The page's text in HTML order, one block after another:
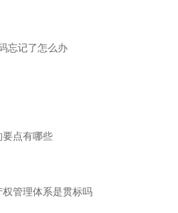
忘记了怎么办
点有哪些
管理体系是贯标吗